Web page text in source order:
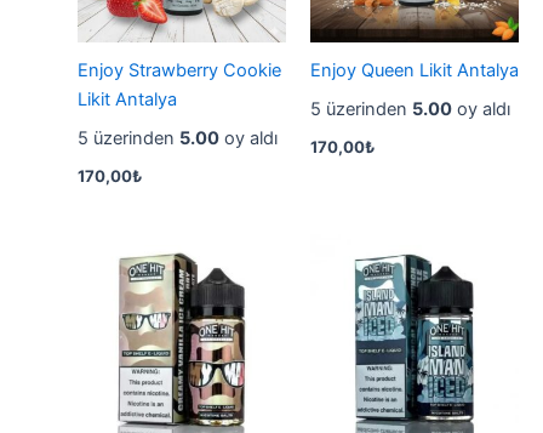
Enjoy Strawberry Cookie
Likit Antalya
5 üzerinden 5.00oy aldı
170,00₺
Enjoy Queen Likit Antalya
5 üzerinden 5.00oy aldı
170,00₺